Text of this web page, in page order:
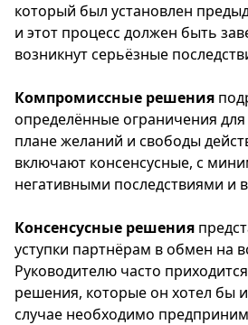
который был установлен
и этот процесс должен быть
возникнут серьёзные
Компромиссные решения
определённые ограничения для
плане желаний и свободы
включают консенсусные, с
негативными последствиями и
Консенсусные решения
уступки партнёрам в обмен на
Руководителю часто
решения, которые он хотел бы
случае необходимо